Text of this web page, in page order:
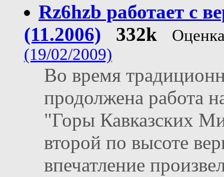
Rz6hzb работает с
(11.2006)
332k
(19/02/2009)
Во время
продолжена работа
"Горы Кавказских
второй по высоте
впечатление